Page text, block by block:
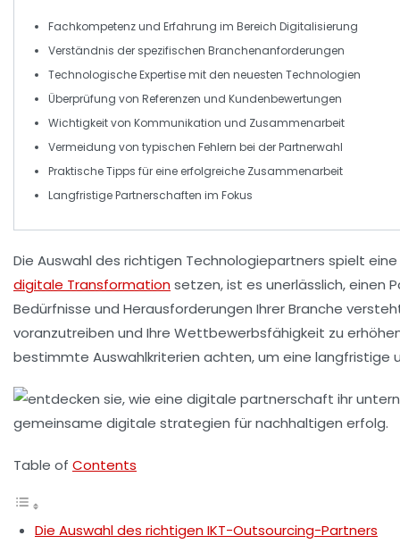
Fachkompetenzund Erfahrung im Bereich Digitalisierung
Verständnis der spezifischen Branchenanforderungen
Technologische Expertisemit den neuesten Technologien
Überprüfung von Referenzen und Kundenbewertungen
Wichtigkeit von Kommunikation und Zusammenarbeit
Vermeidung von typischen Fehlern bei der Partnerwahl
PraktischeTipps für eine erfolgreiche Zusammenarbeit
LangfristigePartnerschaften im Fokus
Die Auswahl des richtigen Technologiepartners spielt eine
digitale Transformationsetzen, ist es unerlässlich, einen
Bedürfnisse und Herausforderungen Ihrer Branche
voranzutreiben und Ihre Wettbewerbsfähigkeit zu
bestimmte Auswahlkriterien achten, um eine langfristige
Table of Contents
Die Auswahl des richtigen IKT-Outsourcing-Partners